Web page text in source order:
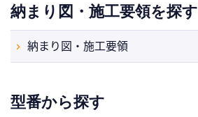
納まり図・施工要領を探す
納まり図・施工要領
型番から探す